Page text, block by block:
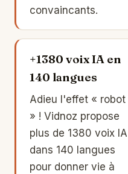
convaincants.
+1380 voix IA en
140 langues
Adieu l'effet « robot
» ! Vidnoz propose
plus de 1380 voix IA
dans 140 langues
pour donner vie à